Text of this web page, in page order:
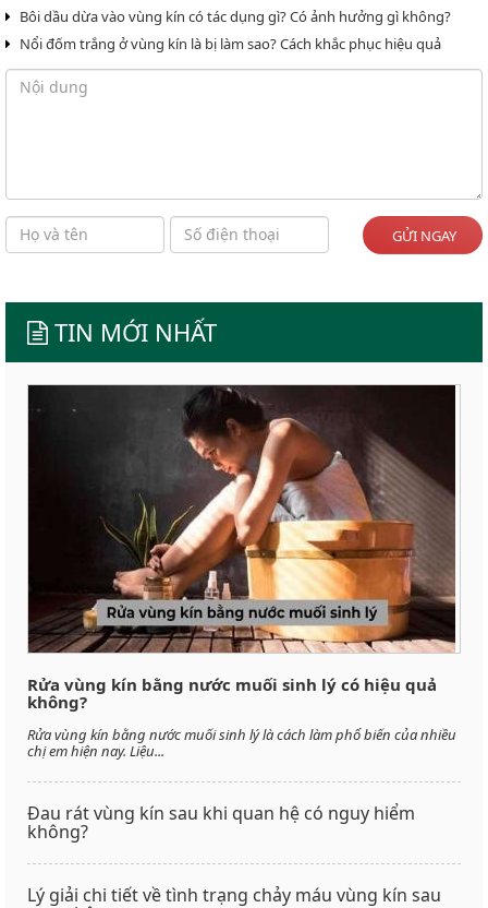
Bôi dầu dừa vào vùng kín có tác dụng gì? Có ảnh hưởng gì không?
Nổi đốm trắng ở vùng kín là bị làm sao? Cách khắc phục hiệu quả
GỬI NGAY
TIN MỚI NHẤT
Rửa vùng kín bằng nước muối sinh lý có hiệu quả
không?
Rửa vùng kín bằng nước muối sinh lý là cách làm phổ biến của nhiều
chị em hiện nay. Liệu...
Đau rát vùng kín sau khi quan hệ có nguy hiểm
không?
Lý giải chi tiết về tình trạng chảy máu vùng kín sau